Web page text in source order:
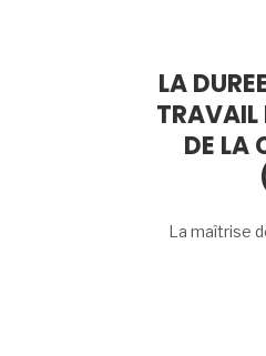
LA
TRAVAIL
DE LA
La maîtrise